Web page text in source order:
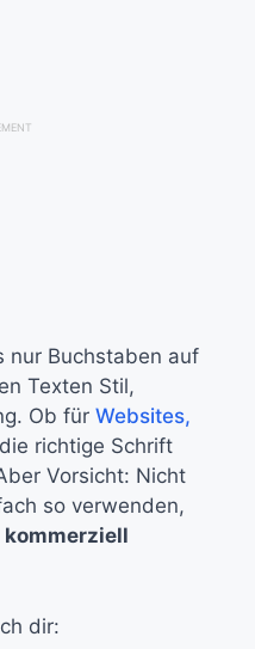
nur Buchstaben auf
Texten Stil,
Ob für Websites,
richtige Schrift
Vorsicht: Nicht
so verwenden,
kommerziell
dir: